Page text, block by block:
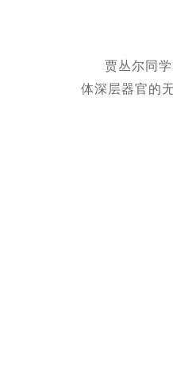
贾丛尔同
体深层器官的